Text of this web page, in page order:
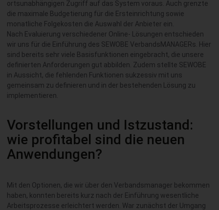
ortsunabhängigen Zugriff auf das System voraus. Auch grenzte
die maximale Budgetierung für die Ersteinrichtung sowie
monatliche Folgekosten die Auswahl der Anbieter ein.
Nach Evaluierung verschiedener Online- Lösungen entschieden
wir uns für die Einführung des SEWOBE VerbandsMANAGERs. Hier
sind bereits sehr viele Basisfunktionen eingebracht, die unsere
definierten Anforderungen gut abbilden. Zudem stellte SEWOBE
in Aussicht, die fehlenden Funktionen sukzessiv mit uns
gemeinsam zu definieren und in der bestehenden Lösung zu
implementieren.
Vorstellungen und Istzustand:
wie profitabel sind die neuen
Anwendungen?
Mit den Optionen, die wir über den Verbandsmanager bekommen
haben, konnten bereits kurz nach der Einführung wesentliche
Arbeitsprozesse erleichtert werden. War zunächst der Umgang